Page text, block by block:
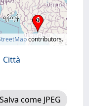
contributors.
Città
Salva come JPEG